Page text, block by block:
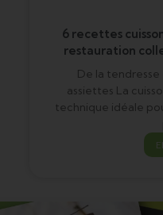
6 recettes
restauration
De la
assiettes La
technique idéale